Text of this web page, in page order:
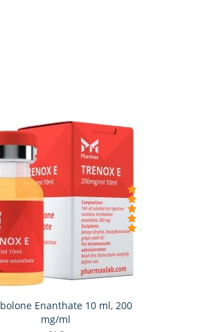
Enanthate 10 ml, 200
mg/ml